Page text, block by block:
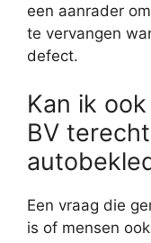
een aanrader
te vervangen
defect.
Kan ik
BV
Een vraag die
is of mensen